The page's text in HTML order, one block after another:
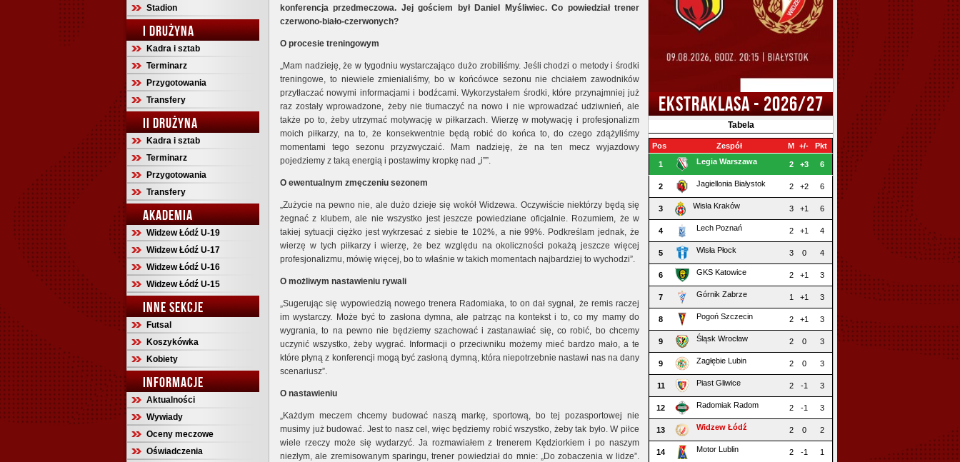
Stadion
I DRUŻYNA
Kadra i sztab
Terminarz
Przygotowania
Transfery
II DRUŻYNA
Kadra i sztab
Terminarz
Przygotowania
Transfery
AKADEMIA
Widzew Łódź U-19
Widzew Łódź U-17
Widzew Łódź U-16
Widzew Łódź U-15
INNE SEKCJE
Futsal
Koszykówka
Kobiety
INFORMACJE
Aktualności
Wywiady
Oceny meczowe
Oświadczenia
konferencja przedmeczowa. Jej gościem był Daniel Myśliwiec. Co powiedział trener
czerwono-biało-czerwonych?
O procesie treningowym
„Mam nadzieję, że w tygodniu wystarczająco dużo zrobiliśmy. Jeśli chodzi o metody i środki
treningowe, to niewiele zmienialiśmy, bo w końcówce sezonu nie chciałem zawodników
przytłaczać nowymi informacjami i bodźcami. Wykorzystałem środki, które przynajmniej już
raz zostały wprowadzone, żeby nie tłumaczyć na nowo i nie wprowadzać udziwnień, ale
także po to, żeby utrzymać motywację w piłkarzach. Wierzę w motywację i profesjonalizm
moich piłkarzy, na to, że konsekwentnie będą robić do końca to, do czego zdążyliśmy
momentami tego sezonu przyzwyczaić. Mam nadzieję, że na ten mecz wyjazdowy
pojedziemy z taką energią i postawimy kropkę nad „i””.
O ewentualnym zmęczeniu sezonem
„Zużycie na pewno nie, ale dużo dzieje się wokół Widzewa. Oczywiście niektórzy będą się
żegnać z klubem, ale nie wszystko jest jeszcze powiedziane oficjalnie. Rozumiem, że w
takiej sytuacji ciężko jest wykrzesać z siebie te 102%, a nie 99%. Podkreślam jednak, że
wierzę w tych piłkarzy i wierzę, że bez względu na okoliczności pokażą jeszcze więcej
profesjonalizmu, mówię więcej, bo to właśnie w takich momentach najbardziej to wychodzi”.
O możliwym nastawieniu rywali
„Sugerując się wypowiedzią nowego trenera Radomiaka, to on dał sygnał, że remis raczej
im wystarczy. Może być to zasłona dymna, ale patrząc na kontekst i to, co my mamy do
wygrania, to na pewno nie będziemy szachować i zastanawiać się, co robić, bo chcemy
uczynić wszystko, żeby wygrać. Informacji o przeciwniku możemy mieć bardzo mało, a te
które płyną z konferencji mogą być zasłoną dymną, która niepotrzebnie nastawi nas na dany
scenariusz”.
O nastawieniu
„Każdym meczem chcemy budować naszą markę, sportową, bo tej pozasportowej nie
musimy już budować. Jest to nasz cel, więc będziemy robić wszystko, żeby tak było. W piłce
wiele rzeczy może się wydarzyć. Ja rozmawiałem z trenerem Kędziorkiem i po naszym
niezłym, ale zremisowanym sparingu, trener powiedział do mnie: „Do zobaczenia w lidze”.
EKSTRAKLASA - 2026/27
Tabela
Pos Zespół M +/- Pkt
1 Legia Warszawa 2 +3 6
2 Jagiellonia Białystok 2 +2 6
3 Wisła Kraków 3 +1 6
4 Lech Poznań 2 +1 4
5 Wisła Płock 3 0 4
6 GKS Katowice 2 +1 3
7 Górnik Zabrze 1 +1 3
8 Pogoń Szczecin 2 +1 3
9 Śląsk Wrocław 2 0 3
9 Zagłębie Lubin 2 0 3
11 Piast Gliwice 2 -1 3
12 Radomiak Radom 2 -1 3
13 Widzew Łódź 2 0 2
14 Motor Lublin 2 -1 1